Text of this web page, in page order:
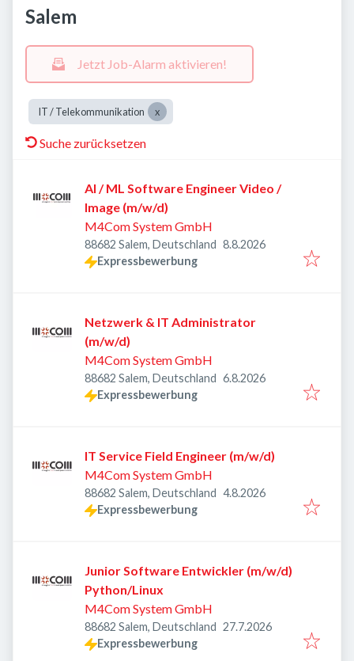
Salem
Jetzt Job-Alarm aktivieren!
IT / Telekommunikation
Suche zurücksetzen
AI / ML Software Engineer Video /
Image (m/w/d)
M4Com System GmbH
88682 Salem, Deutschland Veröffentlicht
8.8.2026
Expressbewerbung
Netzwerk & IT Administrator
(m/w/d)
M4Com System GmbH
88682 Salem, Deutschland Veröffentlicht
6.8.2026
Expressbewerbung
IT Service Field Engineer (m/w/d)
M4Com System GmbH
88682 Salem, Deutschland Veröffentlicht
4.8.2026
Expressbewerbung
Junior Software Entwickler (m/w/d)
Python/Linux
M4Com System GmbH
88682 Salem, Deutschland Veröffentlicht
27.7.2026
Expressbewerbung